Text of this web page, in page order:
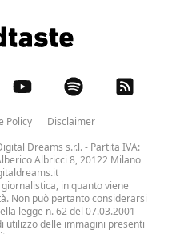
Policy
Disclaimer
Dreams s.r.l.- Partita IVA:
Albricci 8, 20122 Milano
in quanto viene
Non può pertanto considerarsi
legge n. 62 del 07.03.2001
utilizzo delle immagini presenti